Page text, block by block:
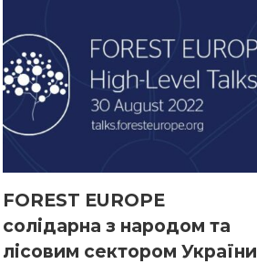
FOREST EUROPE
солідарна з народом та
лісовим сектором України